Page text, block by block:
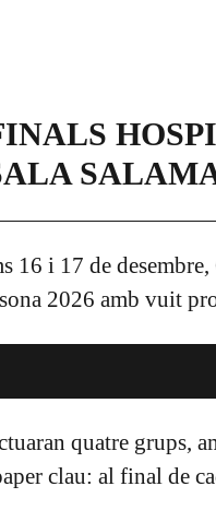
16 i 17 de
2026 amb vuit
quatre grups,
clau: al final de